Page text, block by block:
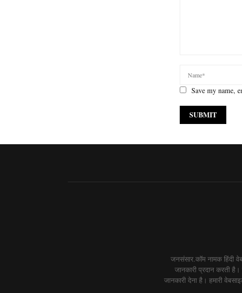
Save my name,
जनसंसार.कॉम नामक हिंदी
जानकारी प्रदान करती
जानकारी देना है। हमारी